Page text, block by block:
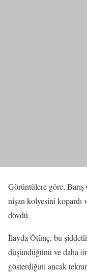
Görüntülere göre, Barış
nişan kolyesini kopardı
dövdü.
İlayda Ötünç, bu şiddetli
düşündüğünü ve daha
gösterdiğini ancak